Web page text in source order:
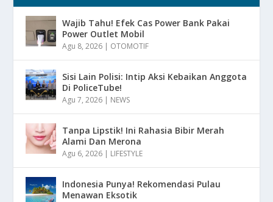
Wajib Tahu! Efek Cas Power Bank Pakai
Power Outlet Mobil
Agu 8, 2026 | OTOMOTIF
Sisi Lain Polisi: Intip Aksi Kebaikan Anggota
Di PoliceTube!
Agu 7, 2026 | NEWS
Tanpa Lipstik! Ini Rahasia Bibir Merah
Alami Dan Merona
Agu 6, 2026 | LIFESTYLE
Indonesia Punya! Rekomendasi Pulau
Menawan Eksotik